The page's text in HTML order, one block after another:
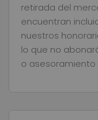
retirada del
encuentran
nuestros
lo que no
o asesoramiento